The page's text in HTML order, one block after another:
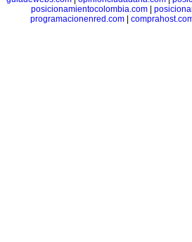
posicionamientocolombia.com|
programacionenred.com